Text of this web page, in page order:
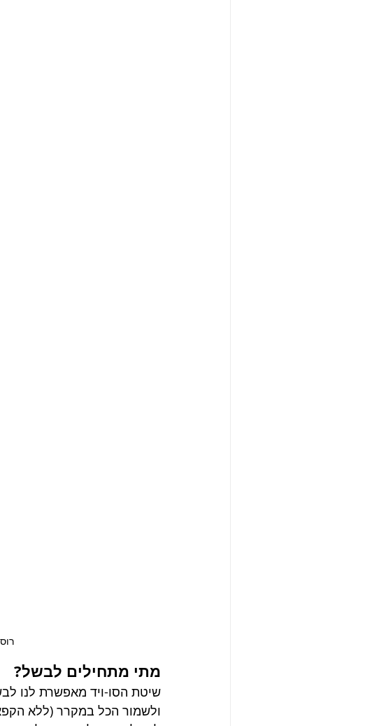
מתי מתחילים לבשל?
שיטת הסו-ויד מאפשרת לנו
ולשמור הכל במקרר (ללא